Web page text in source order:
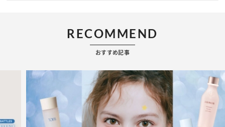
RECOMMEND
おすすめ記事